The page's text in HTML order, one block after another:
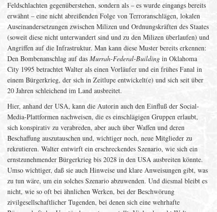
Feldschlachten gegenüberstehen, sondern als – es wurde eingangs bereits
erwähnt – eine nicht abreißenden Folge von Terroranschlägen, lokalen
Auseinandersetzungen zwischen Milizen und Ordnungskräften des Staates
(soweit diese nicht unterwandert sind und zu den Milizen überlaufen) und
Angriffen auf die Infrastruktur. Man kann diese Muster bereits erkennen:
Den Bombenanschlag auf das Murrah-Federal-Building in Oklahoma
City 1995 betrachtet Walter als einen Vorläufer und ein frühes Fanal in
einem Bürgerkrieg, der sich in Zeitlupe entwickelt(e) und sich seit über
20 Jahren schleichend im Land ausbreitet.
Hier, anhand der USA, kann die Autorin auch den Einfluß der Social-
Media-Plattformen nachweisen, die es einschlägigen Gruppen erlaubt,
sich konspirativ zu verabreden, aber auch über Waffen und deren
Beschaffung auszutauschen und, wichtiger noch, neue Mitglieder zu
rekrutieren. Walter entwirft ein erschreckendes Szenario, wie sich ein
ernstzunehmender Bürgerkrieg bis 2028 in den USA ausbreiten könnte.
Umso wichtiger, daß sie auch Hinweise und klare Anweisungen gibt, was
zu tun wäre, um ein solches Szenario abzuwenden. Und diesmal bleibt es
nicht, wie so oft bei ähnlichen Werken, bei der Beschwörung
zivilgesellschaftlicher Tugenden, bei denen sich eine wehrhafte